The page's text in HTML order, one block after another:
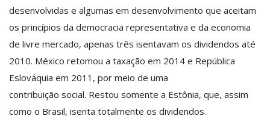
desenvolvidas e algumas em desenvolvimento que aceitam
os princípios da democracia representativa e da economia
de livre mercado, apenas três isentavam os dividendos até
2010. México retomou a taxação em 2014 e República
Eslováquia em 2011, por meio de uma
contribuição social. Restou somente a Estônia, que, assim
como o Brasil, isenta totalmente os dividendos.